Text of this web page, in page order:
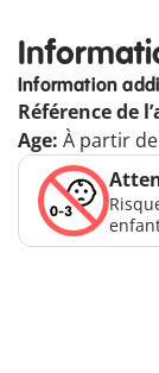
Information
Référence de
Age: À partir